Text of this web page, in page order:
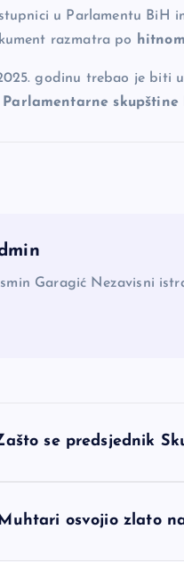
u Parlamentu BiH
razmatra po
godinu trebao je biti
skupštine
Garagić Nezavisni
se predsjednik
osvojio zlato